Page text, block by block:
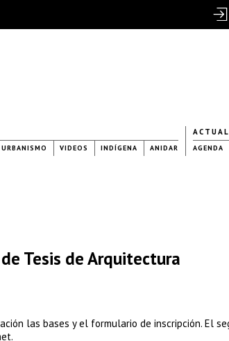
URBANISMO VIDEOS INDÍGENA ANIDAR AGENDA
Tesis de Arquitectura
las bases y el formulario de inscripción. El